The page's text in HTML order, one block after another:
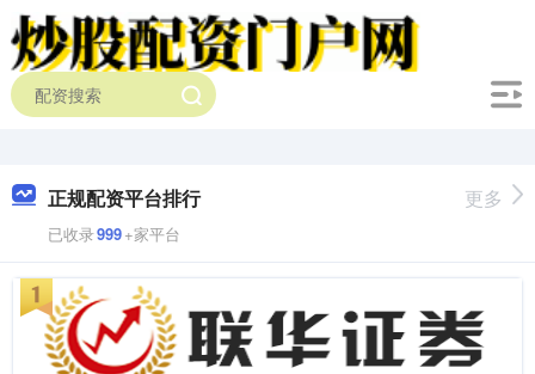
正规配资平台排行
已收录999+家平台
更多